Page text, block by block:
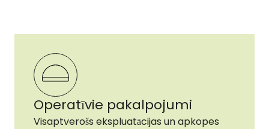
Operatīvie pakalpojumi
Visaptverošs ekspluatācijas un apkopes